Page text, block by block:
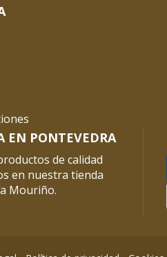
EN PONTEVEDRA
de calidad
en nuestra tienda
Mouriño.